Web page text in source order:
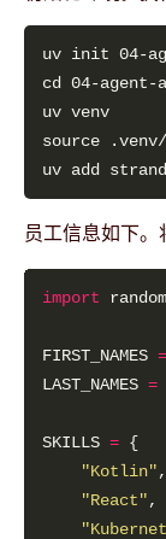
员工信息如下
import
FIRST_NAMES =
LAST_NAMES =
SKILLS =
"Kotlin",
"React",